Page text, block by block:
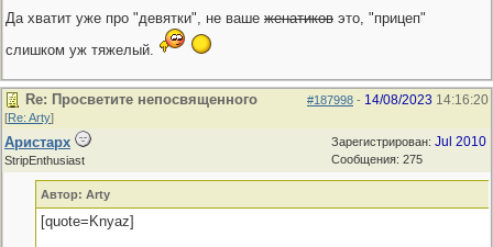
Да хватит уже про "девятки", не ваше женатиков это, "прицеп"
слишком уж тяжелый.
#187998 - 14/08/2023 14:16:20
Re: Просветите непосвященного
[Re: Arty]
Зарегистрирован: Jul 2010
Сообщения: 275
Аристарх
StripEnthusiast
Автор: Arty
[quote=Knyaz]